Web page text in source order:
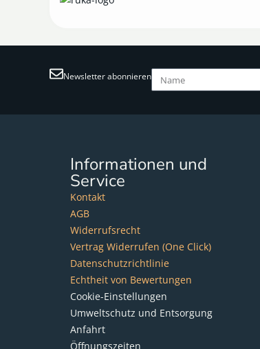
Newsletter abonnieren
Informationen und
Service
Kontakt
AGB
Widerrufsrecht
Vertrag Widerrufen (One Click)
Datenschutzrichtlinie
Echtheit von Bewertungen
Cookie-Einstellungen
Umweltschutz und Entsorgung
Anfahrt
Öffnungszeiten